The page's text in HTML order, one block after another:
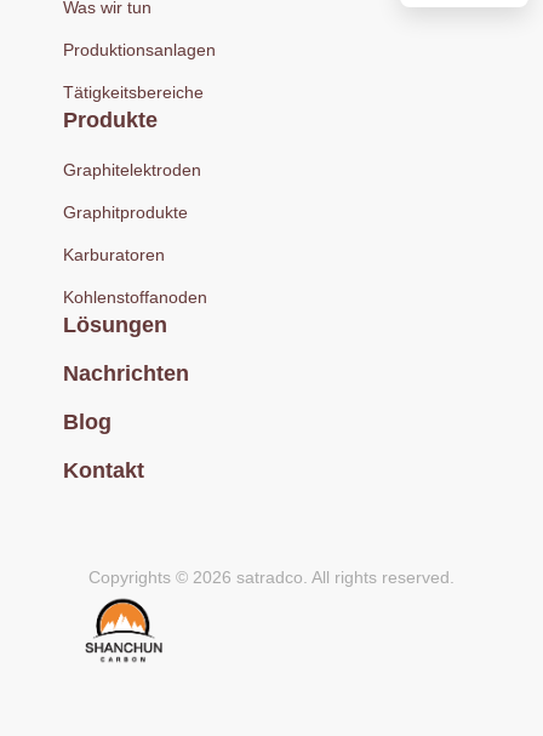
Was wir tun
Produktionsanlagen
Tätigkeitsbereiche
Produkte
Graphitelektroden
Graphitprodukte
Karburatoren
Kohlenstoffanoden
Lösungen
Nachrichten
Blog
Kontakt
Copyrights © 2026 satradco. All rights reserved.